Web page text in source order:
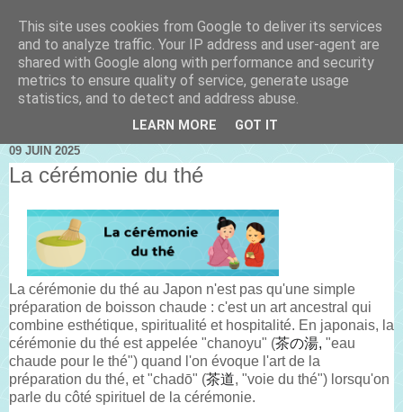
09 JUIN 2025
La cérémonie du thé
La cérémonie du thé au Japon n'est pas qu'une simple
préparation de boisson chaude : c'est un art ancestral qui
combine esthétique, spiritualité et hospitalité. En japonais, la
cérémonie du thé est appelée "chanoyu" (茶の湯, "eau
chaude pour le thé") quand l'on évoque l'art de la
préparation du thé, et "chadō" (茶道, "voie du thé") lorsqu'on
parle du côté spirituel de la cérémonie.
This site uses cookies from Google to deliver its services
and to analyze traffic. Your IP address and user-agent are
shared with Google along with performance and security
metrics to ensure quality of service, generate usage
statistics, and to detect and address abuse.
LEARN MORE GOT IT